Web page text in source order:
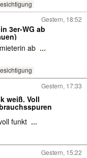
Gestern, 18:52
3er-WG ab
ab ...
Gestern, 17:33
weiß. Voll
funkt ...
Gestern, 15:22